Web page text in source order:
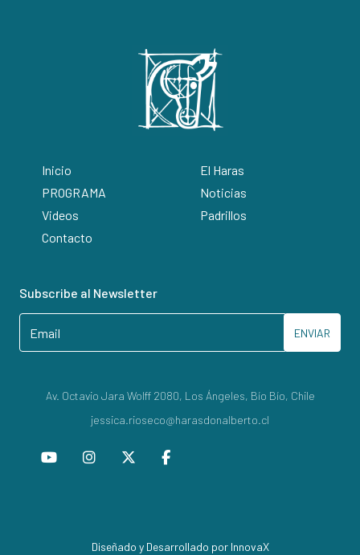
Inicio
El Haras
PROGRAMA
Noticias
Videos
Padrillos
Contacto
Subscribe al Newsletter
ENVIAR
Av. Octavio Jara Wolff 2080, Los Ángeles, Bío Bío, Chile
jessica.rioseco@harasdonalberto.cl
Diseñado y Desarrollado por InnovaX